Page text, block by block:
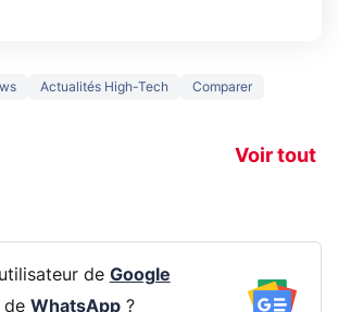
Actualités High-Tech Comparer
Voir tout
L'AOC
!
5
prochaine
de Google
WhatsApp?